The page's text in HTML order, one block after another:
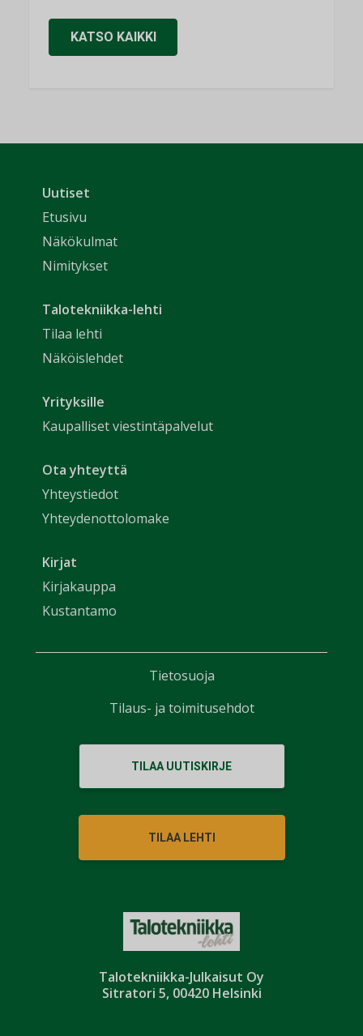
KATSO KAIKKI
Talotekniikka-Julkaisut Oy
Sitratori 5, 00420 Helsinki
Uutiset
Etusivu
Näkökulmat
Nimitykset
Talotekniikka-lehti
Tilaa lehti
Näköislehdet
Yrityksille
Kaupalliset viestintäpalvelut
Ota yhteyttä
Yhteystiedot
Yhteydenottolomake
Kirjat
Kirjakauppa
Kustantamo
TILAA UUTISKIRJE
TILAA LEHTI
Tietosuoja
Tilaus- ja toimitusehdot